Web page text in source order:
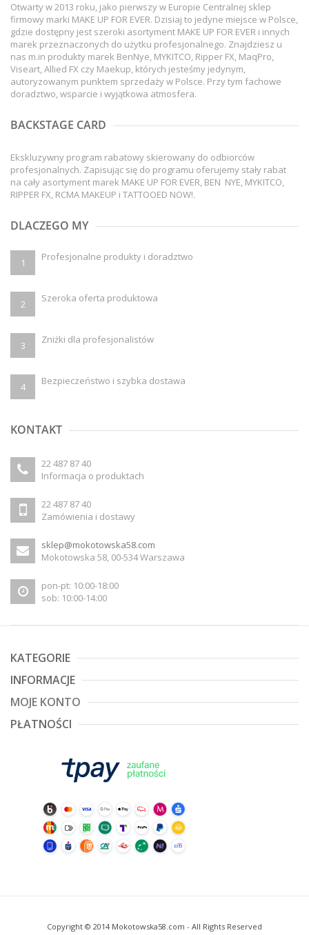
Otwarty w 2013 roku, jako pierwszy w Europie Centralnej sklep
firmowy marki MAKE UP FOR EVER. Dzisiaj to jedyne miejsce w Polsce,
gdzie dostępny jest szeroki asortyment MAKE UP FOR EVER i innych
marek przeznaczonych do użytku profesjonalnego. Znajdziesz u
nas m.in produkty marek BenNye, MYKITCO, Ripper FX, MaqPro,
Viseart, Allied FX czy Maekup, których jesteśmy jedynym,
autoryzowanym punktem sprzedaży w Polsce. Przy tym fachowe
doradztwo, wsparcie i wyjątkowa atmosfera.
BACKSTAGE CARD
Ekskluzywny program rabatowy skierowany do odbiorców
profesjonalnych. Zapisując się do programu oferujemy stały rabat
na cały asortyment marek MAKE UP FOR EVER, BEN NYE, MYKITCO,
RIPPER FX, RCMA MAKEUP i TATTOOED NOW!.
DLACZEGO MY
1 Profesjonalne produkty i doradztwo
2 Szeroka oferta produktowa
3 Zniżki dla profesjonalistów
4 Bezpieczeństwo i szybka dostawa
KONTAKT
22 487 87 40
Informacja o produktach
22 487 87 40
Zamówienia i dostawy
sklep@mokotowska58.com
Mokotowska 58, 00-534 Warszawa
pon-pt: 10:00-18:00
sob: 10:00-14:00
KATEGORIE
INFORMACJE
MOJE KONTO
PŁATNOŚCI
Copyright © 2014 Mokotowska58.com - All Rights Reserved